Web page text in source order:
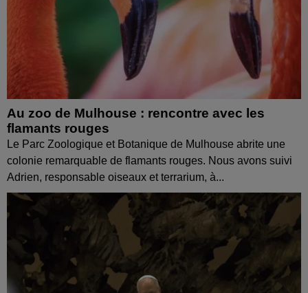
Au zoo de Mulhouse : rencontre avec les
flamants rouges
Le Parc Zoologique et Botanique de Mulhouse abrite une
colonie remarquable de flamants rouges. Nous avons suivi
Adrien, responsable oiseaux et terrarium, à...